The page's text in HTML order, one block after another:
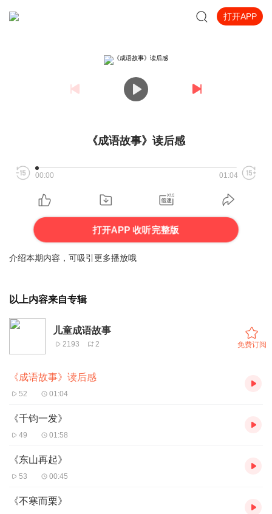
打开APP
《成语故事》读后感
00:00 01:04
打开APP 收听完整版
介绍本期内容，可吸引更多播放哦
以上内容来自专辑
儿童成语故事
2193 2 免费订阅
《成语故事》读后感
52 01:04
《千钧一发》
49 01:58
《东山再起》
53 00:45
《不寒而栗》